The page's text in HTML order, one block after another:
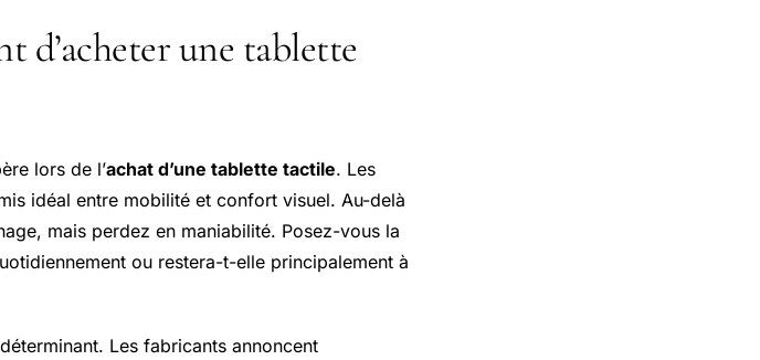
d’acheter une tablette
lors de l’achat d’une tablette tactile. Les
idéal entre mobilité et confort visuel. Au-delà
mais perdez en maniabilité. Posez-vous la
ou restera-t-elle principalement à
Les fabricants annoncent